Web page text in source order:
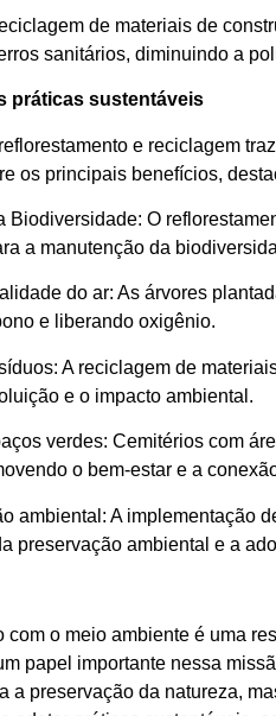
de materiais de
sanitários, diminuindo a
práticas sustentáveis
e reciclagem
os principais benefícios,
Biodiversidade: O
a manutenção da
do ar: As árvores
e liberando oxigênio.
A reciclagem de
e o impacto ambiental.
verdes: Cemitérios com
o bem-estar e a
ambiental: A implementação
preservação ambiental e a
com o meio ambiente é uma
papel importante nessa
a preservação da natureza,